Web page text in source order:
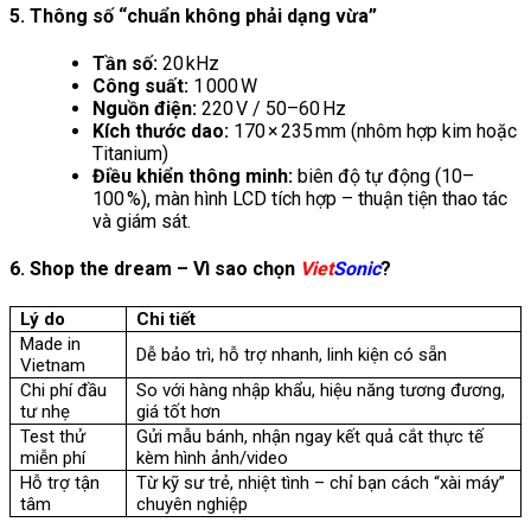
5. Thông số “chuẩn không phải dạng vừa”
Tần số: 20 kHz
Công suất: 1 000 W
Nguồn điện: 220 V / 50–60 Hz
Kích thước dao: 170 × 235 mm (nhôm hợp kim hoặc
Titanium)
Điều khiển thông minh: biên độ tự động (10–
100 %), màn hình LCD tích hợp – thuận tiện thao tác
và giám sát.
6. Shop the dream – Vì sao chọn VietSonic?
Lý do
Chi tiết
Made in
Vietnam
Dễ bảo trì, hỗ trợ nhanh, linh kiện có sẵn
Chi phí đầu
tư nhẹ
So với hàng nhập khẩu, hiệu năng tương đương,
giá tốt hơn
Test thử
miễn phí
Gửi mẫu bánh, nhận ngay kết quả cắt thực tế
kèm hình ảnh/video
Hỗ trợ tận
tâm
Từ kỹ sư trẻ, nhiệt tình – chỉ bạn cách “xài máy”
chuyên nghiệp